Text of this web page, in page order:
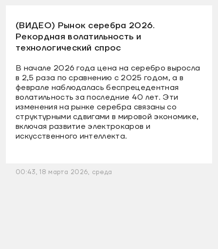
(ВИДЕО) Рынок серебра 2026.
Рекордная волатильность и
технологический спрос
В начале 2026 года цена на серебро выросла
в 2,5 раза по сравнению с 2025 годом, а в
феврале наблюдалась беспрецедентная
волатильность за последние 40 лет. Эти
изменения на рынке серебра связаны со
структурными сдвигами в мировой экономике,
включая развитие электрокаров и
искусственного интеллекта.
00:43, 18 марта 2026, среда